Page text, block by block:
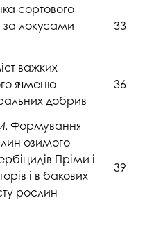
сортового
локусами
33
важких
ячменю
добрив
36
Формування
озимого
Пріми і
і в бакових
рослин
39